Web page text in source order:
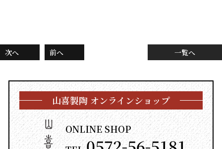
次へ 前へ 一覧へ
山喜製陶 オンラインショップ
ONLINE SHOP